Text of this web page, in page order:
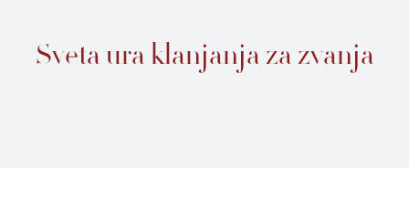
Sveta ura klanjanja za zvanja